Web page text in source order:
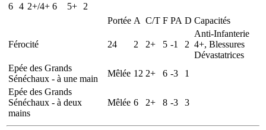
6 4 2+/4+ 6 5+
2
Portée A C/T F PA D Capacités
Férocité 24 2 2+ 5 -1 2
Anti-Infanterie
4+, Blessures
Dévastatrices
Epée des Grands
Sénéchaux - à une main
Mêlée 12 2+ 6 -3
1
Epée des Grands
Sénéchaux - à deux
mains
Mêlée 6 2+ 8 -3 3